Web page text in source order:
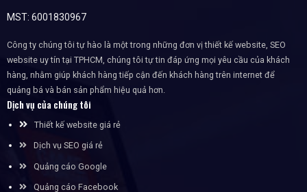
MST: 6001830967
Công ty chúng tôi tự hào là một trong những đơn vị thiết kế website, SEO
website uy tín tại TPHCM, chúng tôi tự tin đáp ứng mọi yêu cầu của khách
hàng, nhằm giúp khách hàng tiếp cận đến khách hàng trên internet để
quảng bá và bán sản phẩm hiệu quả hơn.
Dịch vụ của chúng tôi
Thiết kế website giá rẻ
Dịch vụ SEO giá rẻ
Quảng cáo Google
Quảng cáo Facebook